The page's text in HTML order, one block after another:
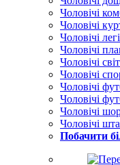
Чоловічі
Чоловічі
Чоловічі
Чоловічі
Чоловічі
Чоловічі
Чоловічі
Чоловічі
Чоловічі
Чоловічі
Побачити